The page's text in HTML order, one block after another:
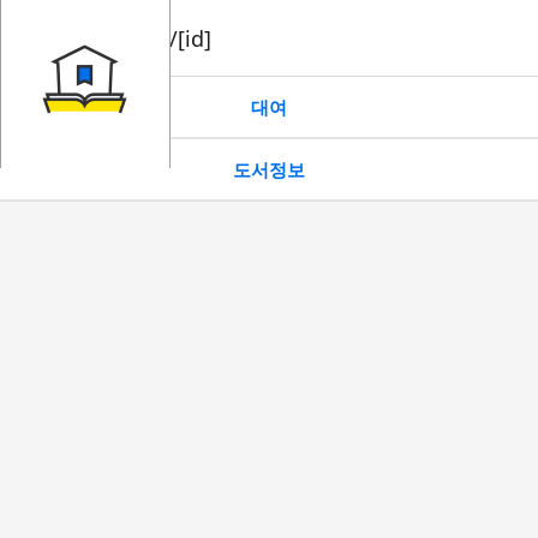
book/rent/[id]
대여
도서정보